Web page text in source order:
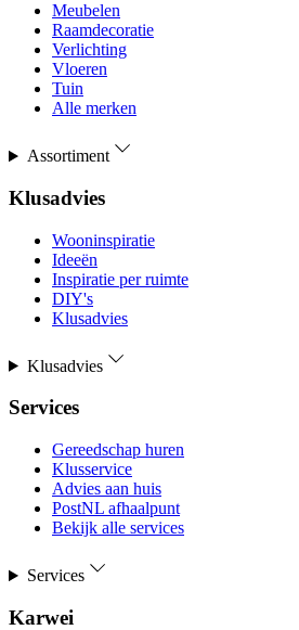
Meubelen
Raamdecoratie
Verlichting
Vloeren
Tuin
Alle merken
Assortiment
Klusadvies
Wooninspiratie
Ideeën
Inspiratie per ruimte
DIY's
Klusadvies
Klusadvies
Services
Gereedschap huren
Klusservice
Advies aan huis
PostNL afhaalpunt
Bekijk alle services
Services
Karwei